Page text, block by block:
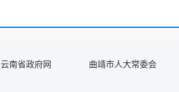
云南省政府网 曲靖市人大常委会